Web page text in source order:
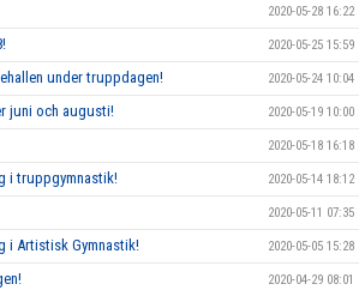
2020-05-28 16:22
2020-05-25 15:59
under truppdagen! 2020-05-24 10:04
juni och augusti! 2020-05-19 10:00
2020-05-18 16:18
i truppgymnastik! 2020-05-14 18:12
2020-05-11 07:35
i Artistisk Gymnastik! 2020-05-05 15:28
2020-04-29 08:01